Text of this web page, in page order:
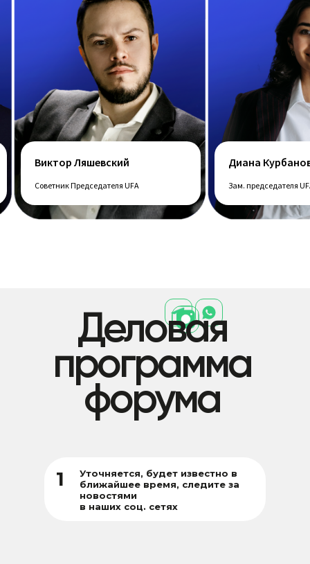
UFA Зам. председателя UFA | on-line
Уточняется, будет известно в
ближайшее время, следите за
новостями
в наших соц. сетях
1
Деловая
программа
форума